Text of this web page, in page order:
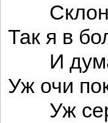
Так я в
И
Уж очи
Уж